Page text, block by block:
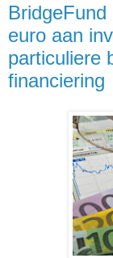
euro aan
particuliere
financiering